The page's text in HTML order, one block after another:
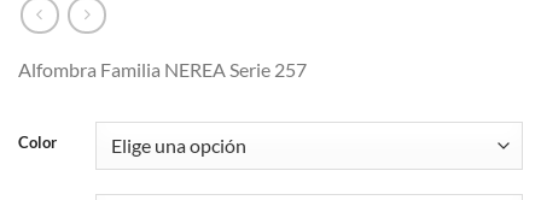
Alfombra Familia NEREA Serie 257
Color